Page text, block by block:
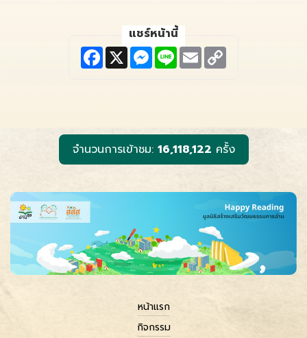
แชร์หน้านี้
F
a
c
X M
e
s
r
L
n
E
m
a
k
จำนวนการเข้าชม: 16,118,122 ครั้ง
หน้าแรก
กิจกรรม